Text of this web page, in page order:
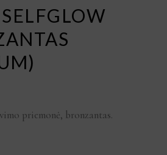
SELFGLOW
priemonė, bronzantas.